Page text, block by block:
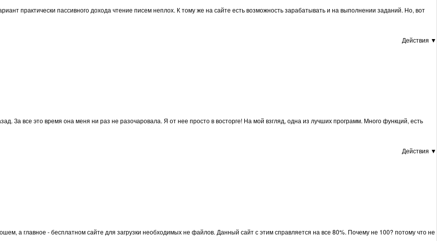
практически пассивного дохода чтение писем неплох. К тому же на сайте есть возможность зарабатывать и на выполнении заданий. Но, вот
Действия ▼
За все это время она меня ни раз не разочаровала. Я от нее просто в восторге! На мой взгляд, одна из лучших программ. Много функций, есть
Действия ▼
а главное - бесплатном сайте для загрузки необходимых не файлов. Данный сайт с этим справляется на все 80%. Почему не 100? потому что не